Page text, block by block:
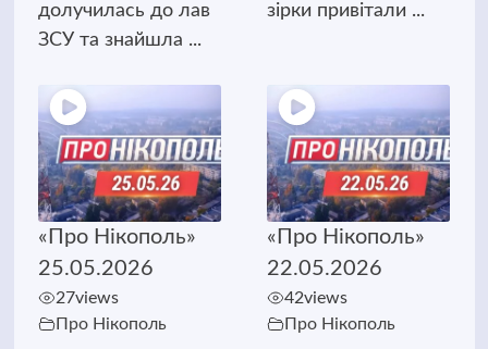
долучилась до лав
ЗСУ та знайшла ...
зірки привітали ...
«Про Нікополь»
25.05.2026
27views
Про Нікополь
«Про Нікополь»
22.05.2026
42views
Про Нікополь